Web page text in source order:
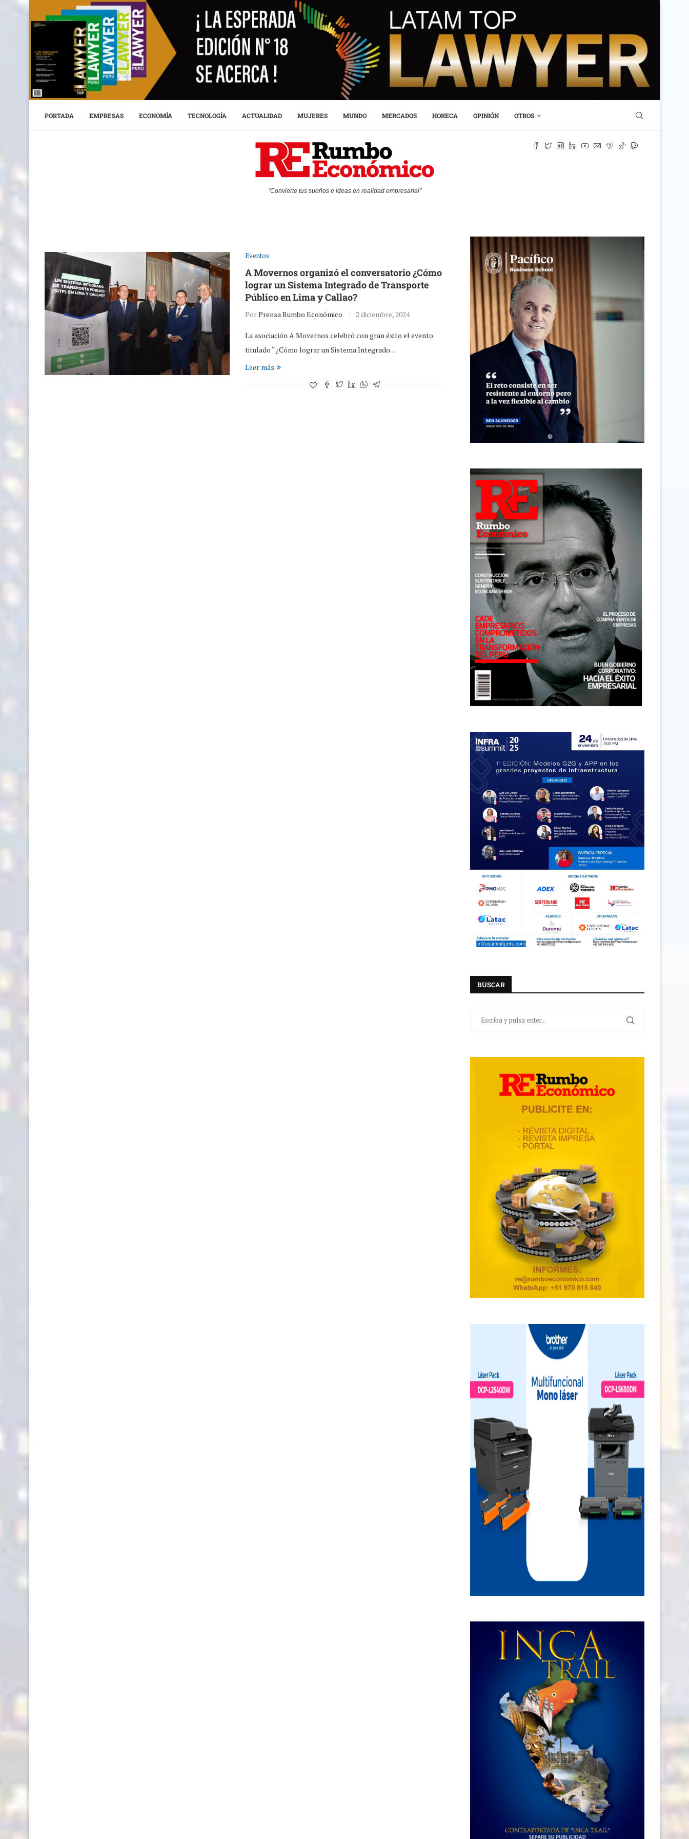
PORTADA EMPRESAS ECONOMÍA TECNOLOGÍA ACTUALIDAD MUJERES MUNDO MERCADOS HORECA OPINIÓN OTROS
"Convierte tus sueños e ideas en realidad empresarial"
Eventos
A Movernos organizó el conversatorio ¿Cómo
lograr un Sistema Integrado de Transporte
Público en Lima y Callao?
PorPrensa Rumbo Económico 2 diciembre, 2024
La asociación A Movernos celebró con gran éxito el evento
titulado “¿Cómo lograr un Sistema Integrado…
Leer más
BUSCAR